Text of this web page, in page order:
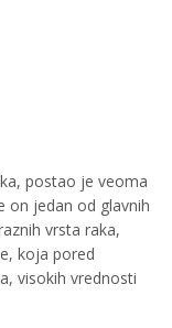
postao je veoma
on jedan od glavnih
vrsta raka,
koja pored
visokih vrednosti